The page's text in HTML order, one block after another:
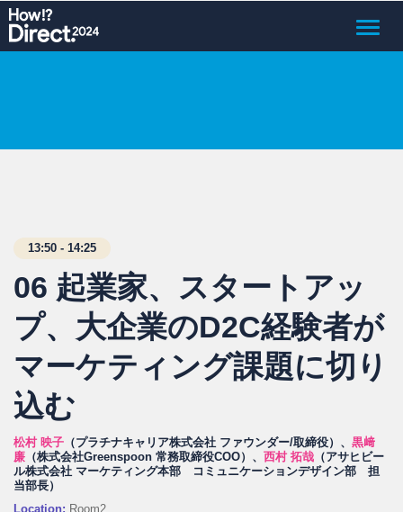
Toggle
13:50 - 14:25
06 起業家、スタートアッ
プ、大企業のD2C経験者が
マーケティング課題に切り
込む
松村 映子 （プラチナキャリア株式会社 ファウンダー/取締役）、 黒﨑
廉 （株式会社Greenspoon 常務取締役COO）、 西村 拓哉 （アサヒビー
ル株式会社 マーケティング本部 コミュニケーションデザイン部 担
当部長）
Location: Room2